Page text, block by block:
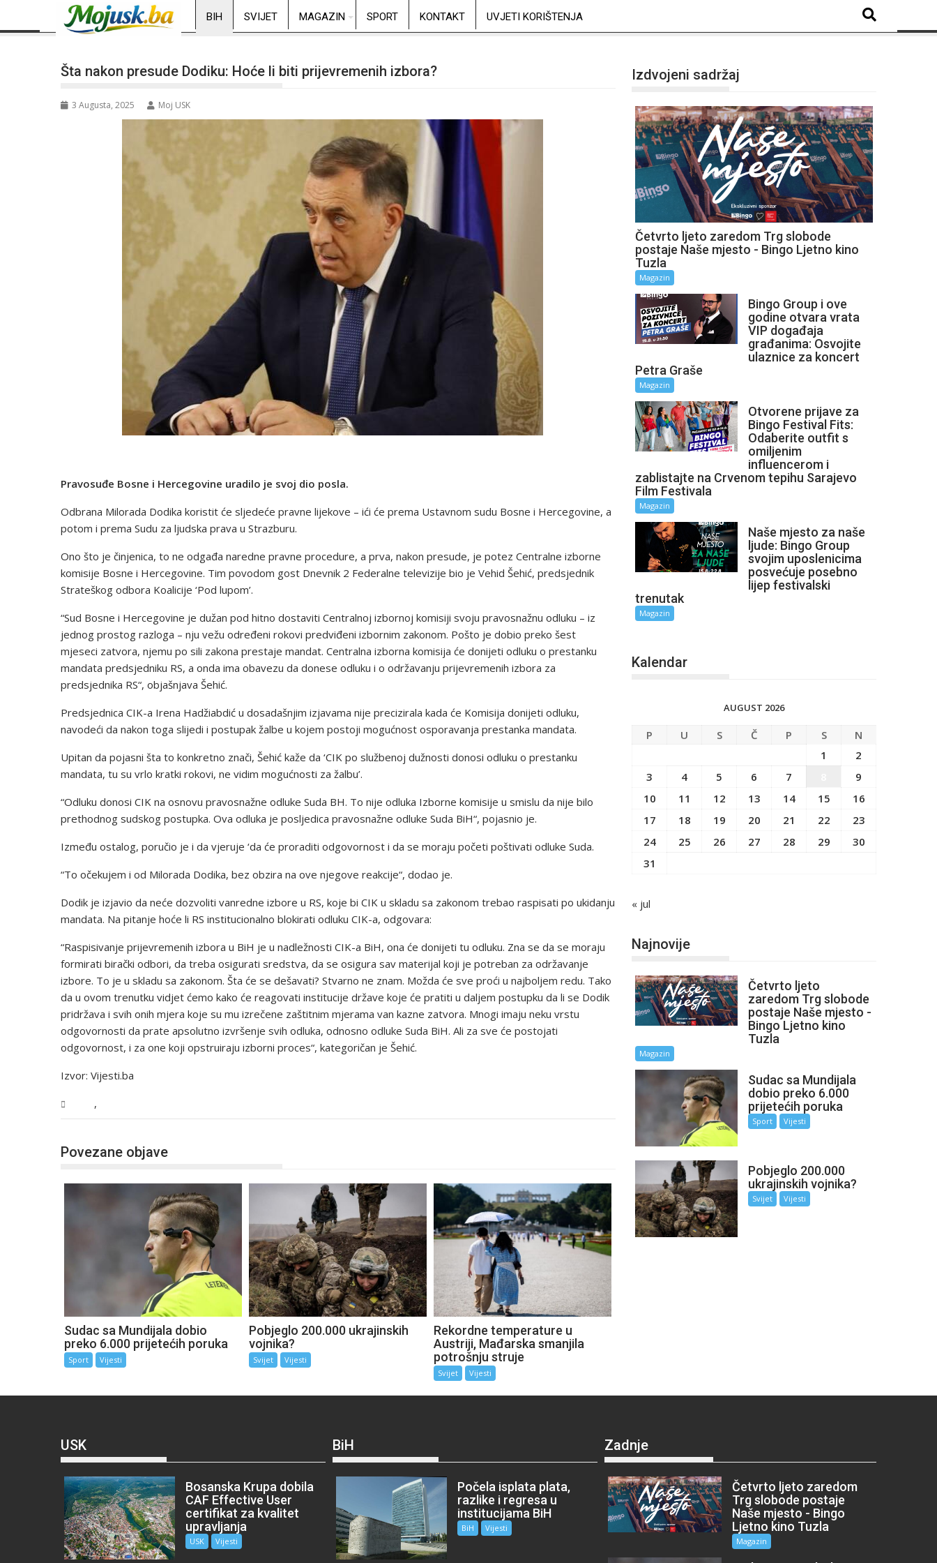
BIH SVIJET MAGAZIN SPORT KONTAKT UVJETI KORIŠTENJA
Šta nakon presude Dodiku: Hoće li biti prijevremenih izbora?
3 Augusta, 2025 Moj USK
Pravosuđe Bosne i Hercegovine uradilo je svoj dio posla.
Odbrana Milorada Dodika koristit će sljedeće pravne lijekove – ići će prema Ustavnom sudu Bosne i Hercegovine, a
potom i prema Sudu za ljudska prava u Strazburu.
Ono što je činjenica, to ne odgađa naredne pravne procedure, a prva, nakon presude, je potez Centralne izborne
komisije Bosne i Hercegovine. Tim povodom gost Dnevnik 2 Federalne televizije bio je Vehid Šehić, predsjednik
Strateškog odbora Koalicije ‘Pod lupom’.
“Sud Bosne i Hercegovine je dužan pod hitno dostaviti Centralnoj izbornoj komisiji svoju pravosnažnu odluku – iz
jednog prostog razloga – nju vežu određeni rokovi predviđeni izbornim zakonom. Pošto je dobio preko šest
mjeseci zatvora, njemu po sili zakona prestaje mandat. Centralna izborna komisija će donijeti odluku o prestanku
mandata predsjedniku RS, a onda ima obavezu da donese odluku i o održavanju prijevremenih izbora za
predsjednika RS“, objašnjava Šehić.
Predsjednica CIK-a Irena Hadžiabdić u dosadašnjim izjavama nije precizirala kada će Komisija donijeti odluku,
navodeći da nakon toga slijedi i postupak žalbe u kojem postoji mogućnost osporavanja prestanka mandata.
Upitan da pojasni šta to konkretno znači, Šehić kaže da ‘CIK po službenoj dužnosti donosi odluku o prestanku
mandata, tu su vrlo kratki rokovi, ne vidim mogućnosti za žalbu’.
“Odluku donosi CIK na osnovu pravosnažne odluke Suda BH. To nije odluka Izborne komisije u smislu da nije bilo
prethodnog sudskog postupka. Ova odluka je posljedica pravosnažne odluke Suda BiH“, pojasnio je.
Između ostalog, poručio je i da vjeruje ‘da će proraditi odgovornost i da se moraju početi poštivati odluke Suda.
“To očekujem i od Milorada Dodika, bez obzira na ove njegove reakcije“, dodao je.
Dodik je izjavio da neće dozvoliti vanredne izbore u RS, koje bi CIK u skladu sa zakonom trebao raspisati po ukidanju
mandata. Na pitanje hoće li RS institucionalno blokirati odluku CIK-a, odgovara:
“Raspisivanje prijevremenih izbora u BiH je u nadležnosti CIK-a BiH, ona će donijeti tu odluku. Zna se da se moraju
formirati birački odbori, da treba osigurati sredstva, da se osigura sav materijal koji je potreban za održavanje
izbore. To je u skladu sa zakonom. Šta će se dešavati? Stvarno ne znam. Možda će sve proći u najboljem redu. Tako
da u ovom trenutku vidjet ćemo kako će reagovati institucije države koje će pratiti u daljem postupku da li se Dodik
pridržava i svih onih mjera koje su mu izrečene zaštitnim mjerama van kazne zatvora. Mnogi imaju neku vrstu
odgovornosti da prate apsolutno izvršenje svih odluka, odnosno odluke Suda BiH. Ali za sve će postojati
odgovornost, i za one koji opstruiraju izborni proces“, kategoričan je Šehić.
Izvor: Vijesti.ba
,
Povezane objave
Sudac sa Mundijala dobio
preko 6.000 prijetećih poruka
Sport Vijesti
Pobjeglo 200.000 ukrajinskih
vojnika?
Svijet Vijesti
Rekordne temperature u
Austriji, Mađarska smanjila
potrošnju struje
Svijet Vijesti
Izdvojeni sadržaj
Četvrto ljeto zaredom Trg slobode
postaje Naše mjesto - Bingo Ljetno kino
Tuzla
Magazin
Bingo Group i ove
godine otvara vrata
VIP događaja
građanima: Osvojite
ulaznice za koncert
Petra Graše
Magazin
Otvorene prijave za
Bingo Festival Fits:
Odaberite outfit s
omiljenim
influencerom i
zablistajte na Crvenom tepihu Sarajevo
Film Festivala
Magazin
Naše mjesto za naše
ljude: Bingo Group
svojim uposlenicima
posvećuje posebno
lijep festivalski
trenutak
Magazin
Kalendar
AUGUST 2026
P U S Č P S
N
1
2
3
4 5 6 7
9
10
11 12 13 14 15
16
17
18 19 20 21 22
23
24
25 26 27 28 29
30
31
« jul
Najnovije
Četvrto ljeto
zaredom Trg slobode
postaje Naše mjesto -
Bingo Ljetno kino
Tuzla
Magazin
Sudac sa Mundijala
dobio preko 6.000
prijetećih poruka
Sport Vijesti
Pobjeglo 200.000
ukrajinskih vojnika?
Svijet Vijesti
USK
Bosanska Krupa dobila
CAF Effective User
certifikat za kvalitet
upravljanja
USK Vijesti
BiH
Počela isplata plata,
razlike i regresa u
institucijama BiH
BiH Vijesti
Zadnje
Četvrto ljeto zaredom
Trg slobode postaje
Naše mjesto - Bingo
Ljetno kino Tuzla
Magazin